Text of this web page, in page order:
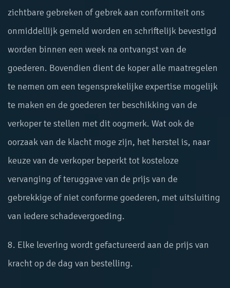
zichtbare gebreken of gebrek aan conformiteit ons
onmiddellijk gemeld worden en schriftelijk bevestigd
worden binnen een week na ontvangst van de
goederen. Bovendien dient de koper alle maatregelen
te nemen om een tegensprekelijke expertise mogelijk
te maken en de goederen ter beschikking van de
verkoper te stellen met dit oogmerk. Wat ook de
oorzaak van de klacht moge zijn, het herstel is, naar
keuze van de verkoper beperkt tot kosteloze
vervanging of teruggave van de prijs van de
gebrekkige of niet conforme goederen, met uitsluiting
van iedere schadevergoeding.
8. Elke levering wordt gefactureerd aan de prijs van
kracht op de dag van bestelling.